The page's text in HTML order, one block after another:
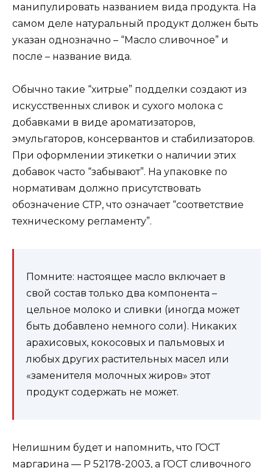
манипулировать названием вида продукта. На
самом деле натуральный продукт должен быть
указан однозначно – “Масло сливочное” и
после – название вида.
Обычно такие “хитрые” подделки создают из
искусственных сливок и сухого молока с
добавками в виде ароматизаторов,
эмульгаторов, консервантов и стабилизаторов.
При оформлении этикетки о наличии этих
добавок часто “забывают”. На упаковке по
нормативам должно присутствовать
обозначение СТР, что означает “соответствие
техническому регламенту”.
Помните: настоящее масло включает в
свой состав только два компонента –
цельное молоко и сливки (иногда может
быть добавлено немного соли). Никаких
арахисовых, кокосовых и пальмовых и
любых других растительных масел или
«заменителя молочных жиров» этот
продукт содержать не может.
Нелишним будет и напомнить, что ГОСТ
маргарина — Р 52178-2003, а ГОСТ сливочного